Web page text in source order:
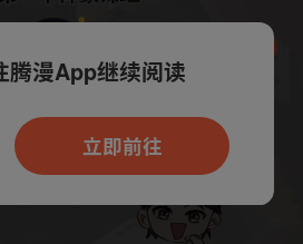
App阅读，可打开App新用
户7天免费看
腾漫App继续阅读
立即前往